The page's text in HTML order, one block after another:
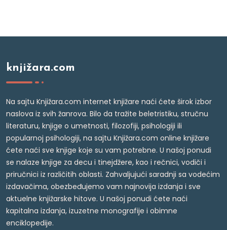
knjižara.com
Na sajtu Knjižara.com internet knjižare naći ćete širok izbor
naslova iz svih žanrova. Bilo da tražite beletristiku, stručnu
literaturu, knjige o umetnosti, filozofiji, psihologiji ili
popularnoj psihologiji, na sajtu Knjižara.com online knjižare
ćete naći sve knjige koje su vam potrebne. U našoj ponudi
se nalaze knjige za decu i tinejdžere, kao i rečnici, vodiči i
priručnici iz različitih oblasti. Zahvaljujući saradnji sa vodećim
izdavačima, obezbeđujemo vam najnovija izdanja i sve
aktuelne knjižarske hitove. U našoj ponudi ćete naći
kapitalna izdanja, izuzetne monografije i obimne
enciklopedije.